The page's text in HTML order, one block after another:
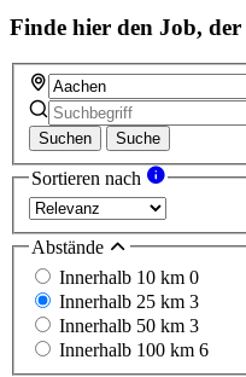
Finde hier den Job,
Suchen Suche
Sortieren nach
Abstände
Innerhalb 10 km 0
Innerhalb 25 km 3
Innerhalb 50 km 3
Innerhalb 100 km 6